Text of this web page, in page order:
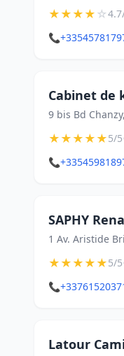
★★★★☆
📞
Cabinet de
9 bis Bd
★★★★★5/5
📞
SAPHY
1 Av. Aristide
★★★★★5/5
📞
Latour